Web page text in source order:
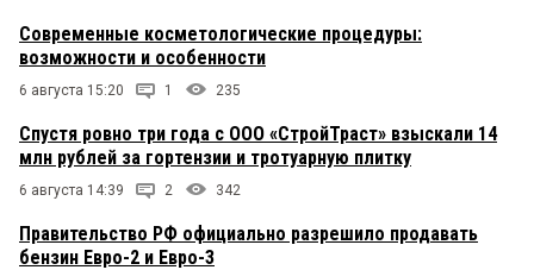
Современные косметологические процедуры:
возможности и особенности
6 августа 15:20 1 235
Спустя ровно три года с ООО «СтройТраст» взыскали 14
млн рублей за гортензии и тротуарную плитку
6 августа 14:39 2 342
Правительство РФ официально разрешило продавать
бензин Евро-2 и Евро-3